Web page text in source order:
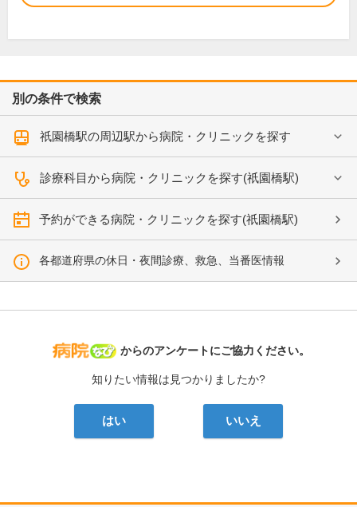
別の条件で検索
祇園橋駅の周辺駅から病院・クリニックを探す
診療科目から病院・クリニックを探す(祇園橋駅)
予約ができる病院・クリニックを探す(祇園橋駅)
各都道府県の休日・夜間診療、救急、当番医情報
病院なび
からのアンケートにご協力ください。
知りたい情報は見つかりましたか?
はい いいえ